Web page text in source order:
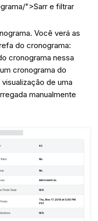
">Sarr e filtrar
Você verá as
do cronograma:
cronograma nessa
cronograma do
de uma
manualmente